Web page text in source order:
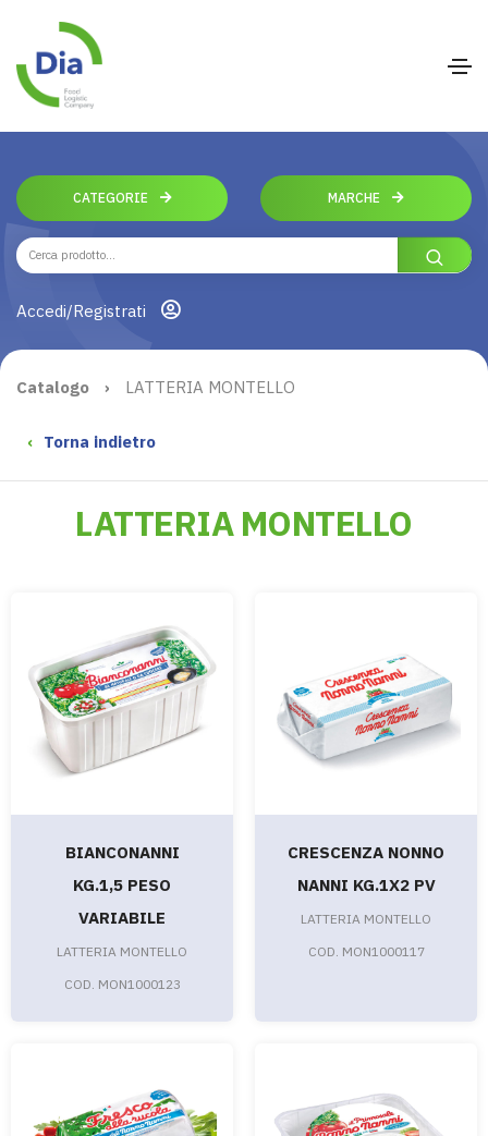
CATEGORIE MARCHE
Accedi/Registrati
Catalogo › LATTERIA MONTELLO
‹ Torna indietro
LATTERIA MONTELLO
BIANCONANNI
KG.1,5 PESO
VARIABILE
LATTERIA MONTELLO
COD. MON1000123
CRESCENZA NONNO
NANNI KG.1X2 PV
LATTERIA MONTELLO
COD. MON1000117